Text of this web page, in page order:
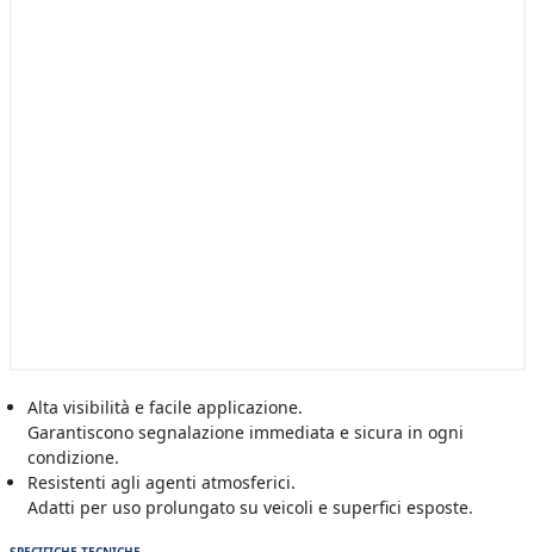
Alta visibilità e facile applicazione.
Garantiscono segnalazione immediata e sicura in ogni
condizione.
Resistenti agli agenti atmosferici.
Adatti per uso prolungato su veicoli e superfici esposte.